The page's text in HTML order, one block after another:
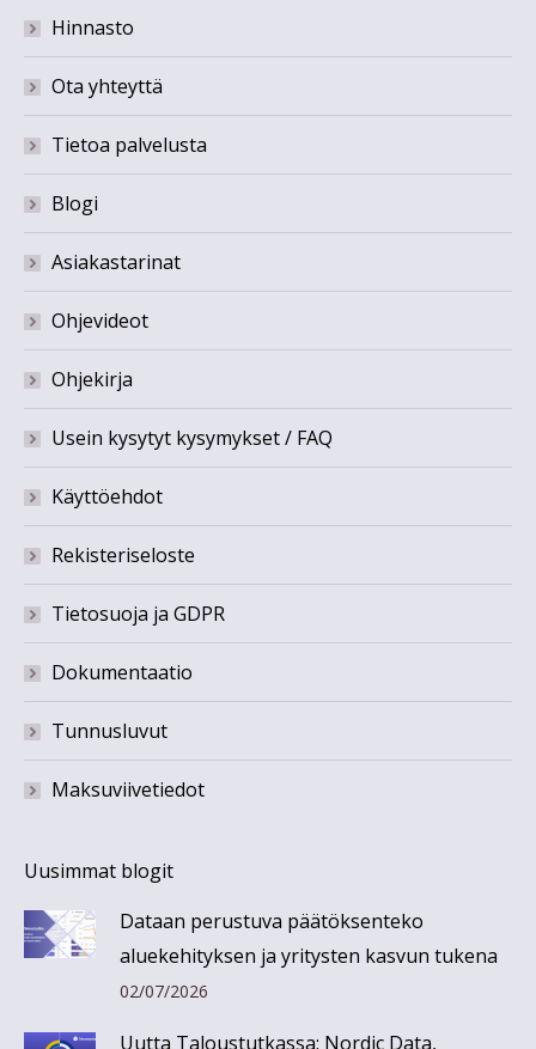
Hinnasto
Ota yhteyttä
Tietoa palvelusta
Blogi
Asiakastarinat
Ohjevideot
Ohjekirja
Usein kysytyt kysymykset / FAQ
Käyttöehdot
Rekisteriseloste
Tietosuoja ja GDPR
Dokumentaatio
Tunnusluvut
Maksuviivetiedot
Uusimmat blogit
Dataan perustuva päätöksenteko
aluekehityksen ja yritysten kasvun tukena
02/07/2026
Uutta Taloustutkassa: Nordic Data,